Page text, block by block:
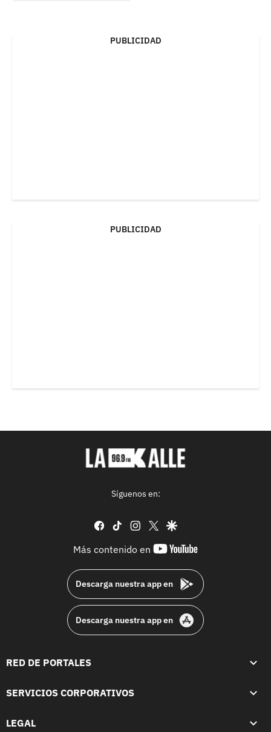
PUBLICIDAD
PUBLICIDAD
Síguenos en:
facebook
tiktok instagram
twittergoogle
Más contenido en
youtube-
Descarga nuestra app en
Descarga nuestra app en
RED DE PORTALES
SERVICIOS CORPORATIVOS
LEGAL